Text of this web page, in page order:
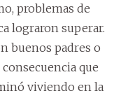
problemas de
lograron superar.
buenos padres o
que
viviendo en la